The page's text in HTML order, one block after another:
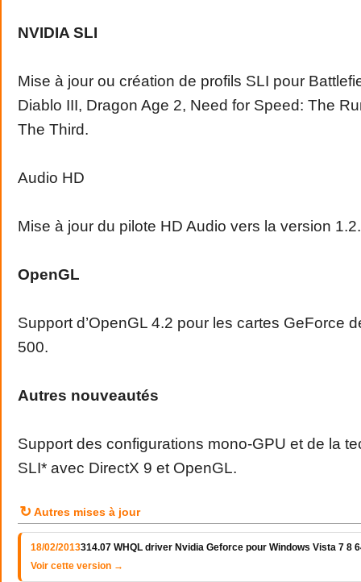
NVIDIA SLI
Mise à jour ou création de profils SLI pour
Diablo III, Dragon Age 2, Need for Speed: The
The Third.
Audio HD
Mise à jour du pilote HD Audio vers la version
OpenGL
Support d’OpenGL 4.2 pour les cartes GeForce
500.
Autres nouveautés
Support des configurations mono-GPU et de la
SLI* avec DirectX 9 et OpenGL.
↻ Autres mises à jour
18/02/2013314.07 WHQL driver Nvidia Geforce pour Windows Vista 7 8
Voir cette version →